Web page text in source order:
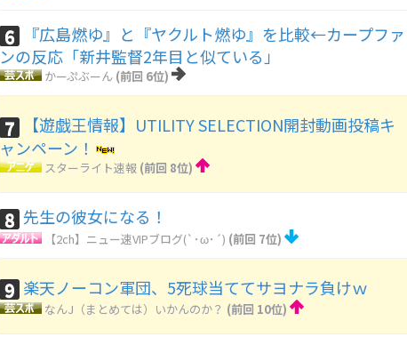
6
『広島燃ゆ』と『ヤクルト燃ゆ』を比較←カープファ
ンの反応「新井監督2年目と似ている」
かーぷぶーん (前回 6位)
7
【遊戯王情報】UTILITY SELECTION開封動画投稿キ
ャンペーン！
スターライト速報 (前回 8位)
8 先生の彼女になる！
【2ch】ニュー速VIPブログ(`･ω･´) (前回 7位)
9 楽天ノーコン軍団、5死球当ててサヨナラ負けｗ
なんJ（まとめては）いかんのか？ (前回 10位)